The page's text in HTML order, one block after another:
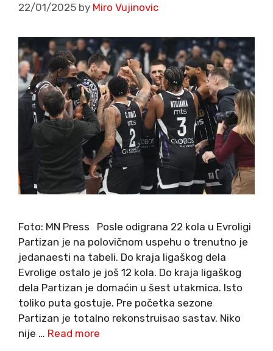
22/01/2025 by Miro Vujinovic
Foto: MN Press Posle odigrana 22 kola u Evroligi
Partizan je na polovičnom uspehu o trenutno je
jedanaesti na tabeli. Do kraja ligaškog dela
Evrolige ostalo je još 12 kola. Do kraja ligaškog
dela Partizan je domaćin u šest utakmica. Isto
toliko puta gostuje. Pre početka sezone
Partizan je totalno rekonstruisao sastav. Niko
nije … Read more